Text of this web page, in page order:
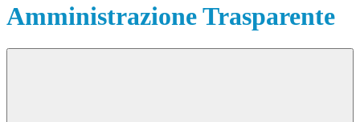
Amministrazione Trasparente